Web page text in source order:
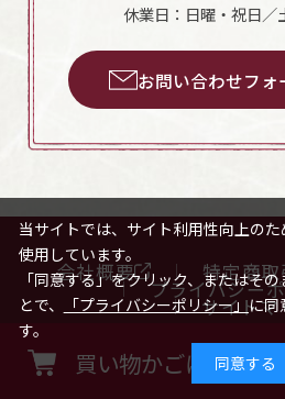
買い物かごに入れる
休業日：日曜・祝日／
お問い合わせフォ
会社概要 特定商
プライバシー
サイトマ
Copyright ©
当サイトでは、サイト利用性向上の
使用しています。
「同意する」をクリック、またはそ
とで、
「プライバシーポリシー」に同
す。
同意する